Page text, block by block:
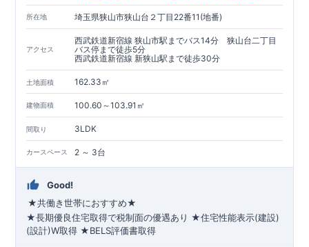
所在地 埼玉県狭山市狭山台２丁目22番11(地番)
アクセス
西武鉄道新宿線 狭山市駅までバス14分 狭山台二丁目
バス停まで徒歩5分
西武鉄道新宿線 新狭山駅まで徒歩30分
土地面積 162.33㎡
建物面積 100.60～103.91㎡
間取り 3LDK
カースペース 2 ～ 3台
Good!
★共働き世帯におすすめ★
★長期優良住宅取得で税制面の優遇あり ★住宅性能表示(建設)
(設計)W取得 ★BELS評価書取得